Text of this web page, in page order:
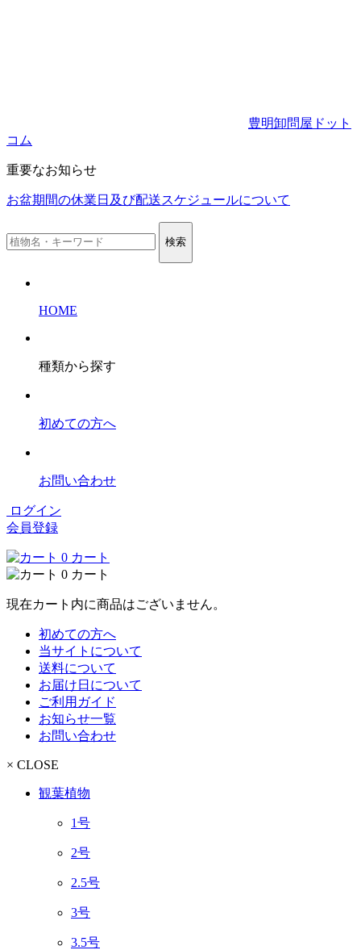
豊明卸問屋ドット
コム
重要なお知らせ
お盆期間の休業日及び配送スケジュールについて
検索
HOME
種類から探す
初めての方へ
お問い合わせ
ログイン
会員登録
0 カート
0 カート
現在カート内に商品はございません。
初めての方へ
当サイトについて
送料について
お届け日について
ご利用ガイド
お知らせ一覧
お問い合わせ
× CLOSE
観葉植物
1号
2号
2.5号
3号
3.5号